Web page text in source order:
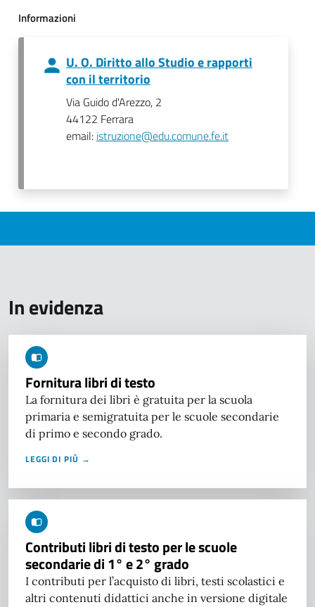
Informazioni
U. O. Diritto allo Studio e rapporti
con il territorio
Via Guido d'Arezzo, 2
44122 Ferrara
email: istruzione@edu.comune.fe.it
In evidenza
Fornitura libri di testo
La fornitura dei libri è gratuita per la scuola
primaria e semigratuita per le scuole secondarie
di primo e secondo grado.
LEGGI DI PIÙ →
Contributi libri di testo per le scuole
secondarie di 1° e 2° grado
I contributi per l’acquisto di libri, testi scolastici e
altri contenuti didattici anche in versione digitale